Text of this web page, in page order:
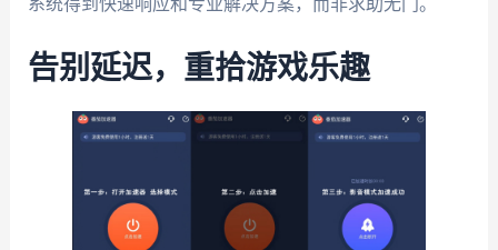
系统得到快速响应和专业解决方案，而非求助无门。
告别延迟，重拾游戏乐趣